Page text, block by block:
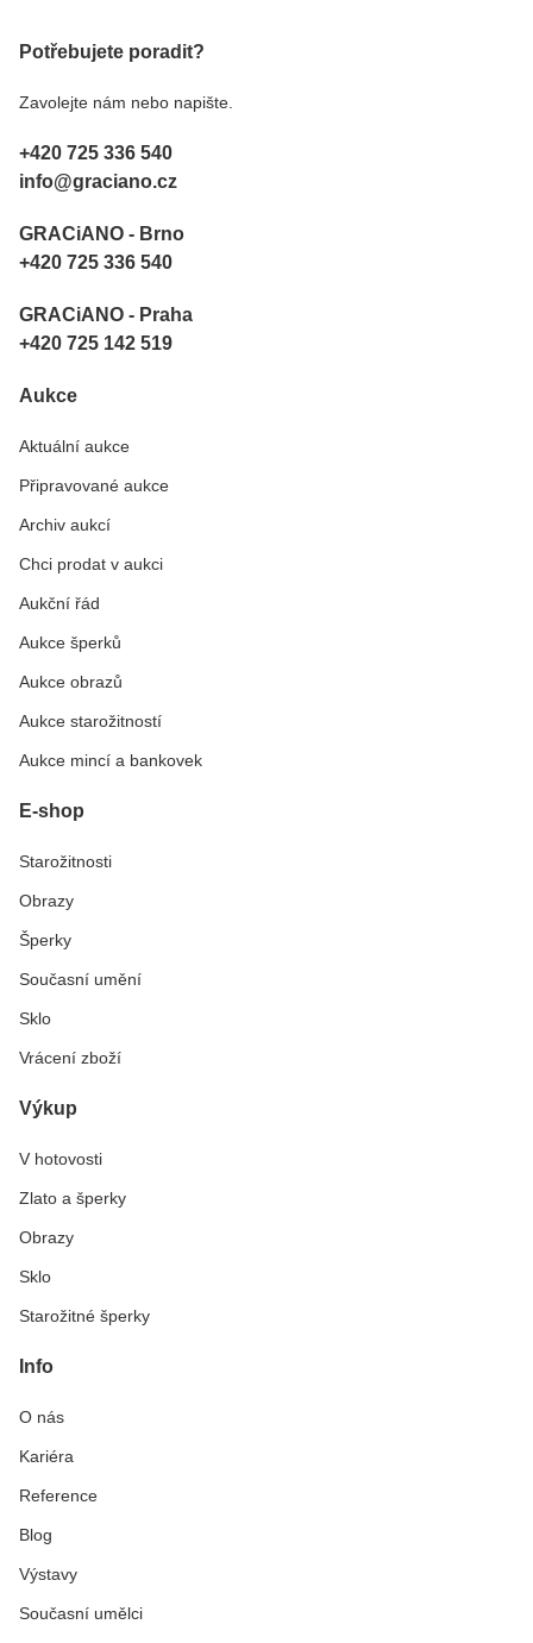
Potřebujete poradit?
Zavolejte nám nebo napište.
+420 725 336 540
info@graciano.cz
GRACiANO - Brno
+420 725 336 540
GRACiANO - Praha
+420 725 142 519
Aukce
Aktuální aukce
Připravované aukce
Archiv aukcí
Chci prodat v aukci
Aukční řád
Aukce šperků
Aukce obrazů
Aukce starožitností
Aukce mincí a bankovek
E-shop
Starožitnosti
Obrazy
Šperky
Současní umění
Sklo
Vrácení zboží
Výkup
V hotovosti
Zlato a šperky
Obrazy
Sklo
Starožitné šperky
Info
O nás
Kariéra
Reference
Blog
Výstavy
Současní umělci